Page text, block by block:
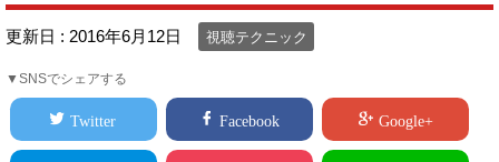
更新日 : 2016年6月12日 視聴テクニック
▼SNSでシェアする
Twitter Facebook Google+